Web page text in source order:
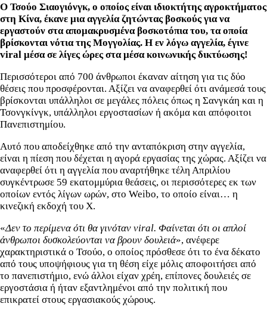
Ο Τσούο Σιαογιόνγκ, ο οποίος είναι ιδιοκτήτης αγροκτήματος
στη Κίνα, έκανε μια αγγελία ζητώντας βοσκούς για να
εργαστούν στα απομακρυσμένα βοσκοτόπια του, τα οποία
βρίσκονται νότια της Μογγολίας. Η εν λόγω αγγελία, έγινε
viral μέσα σε λίγες ώρες στα μέσα κοινωνικής δικτύωσης!
Περισσότεροι από 700 άνθρωποι έκαναν αίτηση για τις δύο
θέσεις που προσφέρονται. Αξίζει να αναφερθεί ότι ανάμεσά τους
βρίσκονται υπάλληλοι σε μεγάλες πόλεις όπως η Σανγκάη και η
Τσονγκίνγκ, υπάλληλοι εργοστασίων ή ακόμα και απόφοιτοι
Πανεπιστημίου.
Αυτό που αποδείχθηκε από την ανταπόκριση στην αγγελία,
είναι η πίεση που δέχεται η αγορά εργασίας της χώρας. Αξίζει να
αναφερθεί ότι η αγγελία που αναρτήθηκε τέλη Απριλίου
συγκέντρωσε 59 εκατομμύρια θεάσεις, οι περισσότερες εκ των
οποίων εντός λίγων ωρών, στο Weibo, το οποίο είναι… η
κινεζική εκδοχή του X.
«Δεν το περίμενα ότι θα γινόταν viral. Φαίνεται ότι οι απλοί
άνθρωποι δυσκολεύονται να βρουν δουλειά», ανέφερε
χαρακτηριστικά ο Τσούο, ο οποίος πρόσθεσε ότι το ένα δέκατο
από τους υποψήφιους για τη θέση είχε μόλις αποφοιτήσει από
το πανεπιστήμιο, ενώ άλλοι είχαν χρέη, επίπονες δουλειές σε
εργοστάσια ή ήταν εξαντλημένοι από την πολιτική που
επικρατεί στους εργασιακούς χώρους.